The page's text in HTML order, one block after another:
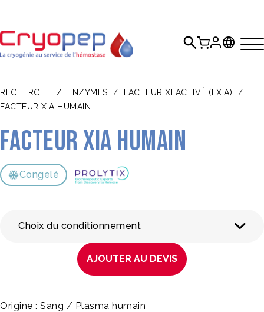
RECHERCHE / ENZYMES / FACTEUR XI ACTIVÉ (FXIA)
/
FACTEUR XIA HUMAIN
Facteur XIa humain
Congelé
Choix du conditionnement
AJOUTER AU DEVIS
Origine : Sang / Plasma humain